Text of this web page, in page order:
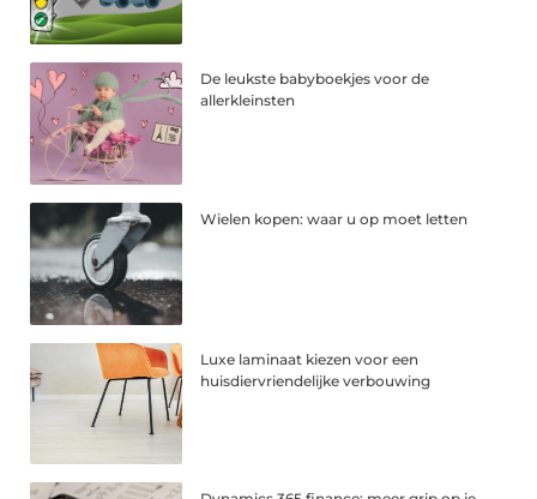
De leukste babyboekjes voor de
allerkleinsten
Wielen kopen: waar u op moet letten
Luxe laminaat kiezen voor een
huisdiervriendelijke verbouwing